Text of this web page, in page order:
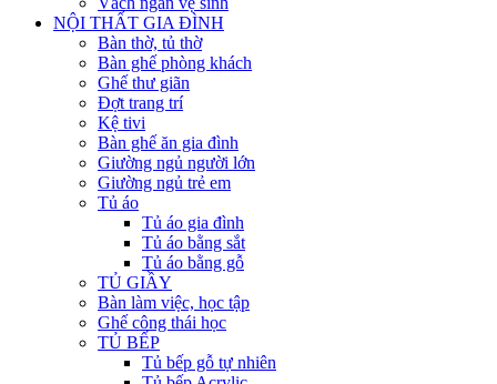
NỘI THẤT GIA ĐÌNH
Bàn thờ, tủ thờ
Bàn ghế phòng khách
Ghế thư giãn
Đợt trang trí
Kệ tivi
Bàn ghế ăn gia đình
Giường ngủ người lớn
Giường ngủ trẻ em
Tủ áo
Tủ áo gia đình
Tủ áo bằng sắt
Tủ áo bằng gỗ
TỦ GIẦY
Bàn làm việc, học tập
Ghế công thái học
TỦ BẾP
Tủ bếp gỗ tự nhiên